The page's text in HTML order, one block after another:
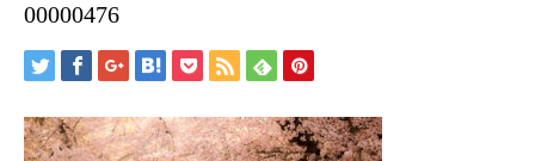
00000476